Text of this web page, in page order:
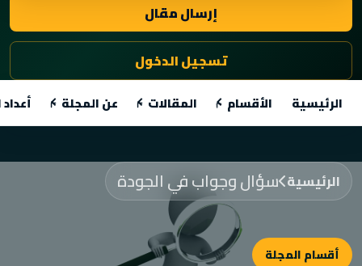
إرسال مقال
تسجيل الدخول
الرئيسية الأقسام المقالات عن المجلة
الرئيسية سؤال وجواب في الجودة
أقسام المجلة